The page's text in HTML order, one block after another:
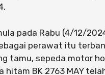
pada Rabu (4/12/
perawat itu
tamu, sepeda motor
hitam BK 2763 MAY